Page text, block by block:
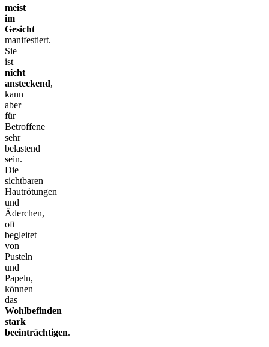
meist
im
Gesicht
manifestiert.
Sie
ist
nicht
ansteckend,
kann
aber
für
Betroffene
sehr
belastend
sein.
Die
sichtbaren
Hautrötungen
und
Äderchen,
oft
begleitet
von
Pusteln
und
Papeln,
können
das
Wohlbefinden
stark
beeinträchtigen.